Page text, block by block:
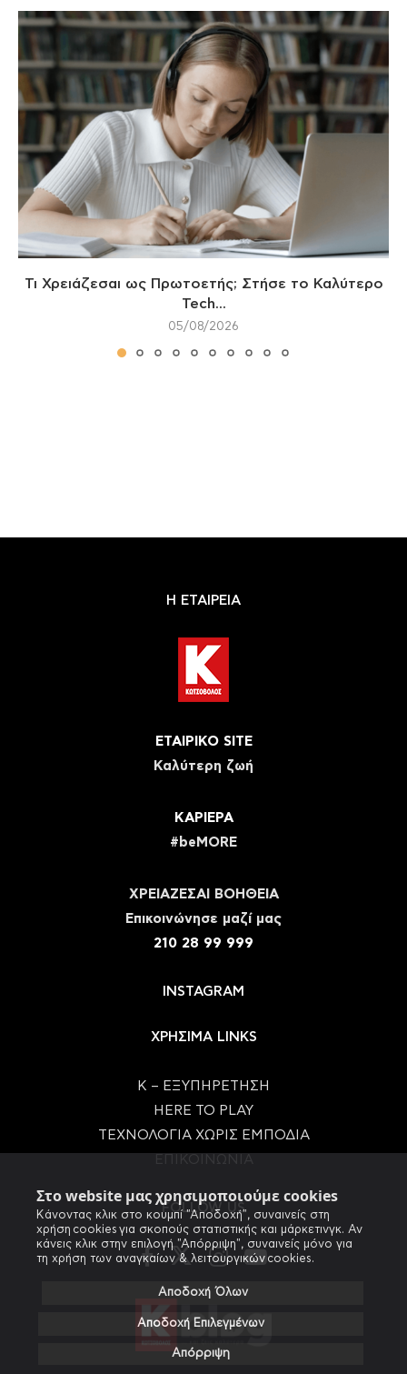
Στο website μας χρησιμοποιούμε cookies
Κάνοντας κλικ στο κουμπί "Αποδοχή", συναινείς στη
χρήση cookies για σκοπούς στατιστικής και μάρκετινγκ. Αν
κάνεις κλικ στην επιλογή "Απόρριψη", συναινείς μόνο για
τη χρήση των αναγκαίων & λειτουργικών cookies.
Αποδοχή Όλων
Αποδοχή Επιλεγμένων
Απόρριψη
Τι Χρειάζεσαι ως Πρωτοετής; Στήσε το Καλύτερο
Tech...
05/08/2026
Η ΕΤΑΙΡΕΙΑ
ΕΤΑΙΡΙΚΟ SITE
Καλύτερη ζωή
ΚΑΡΙΕΡΑ
#beMORE
ΧΡΕΙΑΖΕΣΑΙ ΒΟΗΘΕΙΑ
Eπικοινώνησε μαζί μας
210 28 99 999
INSTAGRAM
ΧΡΗΣΙΜΑ LINKS
Κ – ΕΞΥΠΗΡΕΤΗΣΗ
HERE TO PLAY
ΤΕΧΝΟΛΟΓΙΑ ΧΩΡΙΣ ΕΜΠΟΔΙΑ
FOLLOW US